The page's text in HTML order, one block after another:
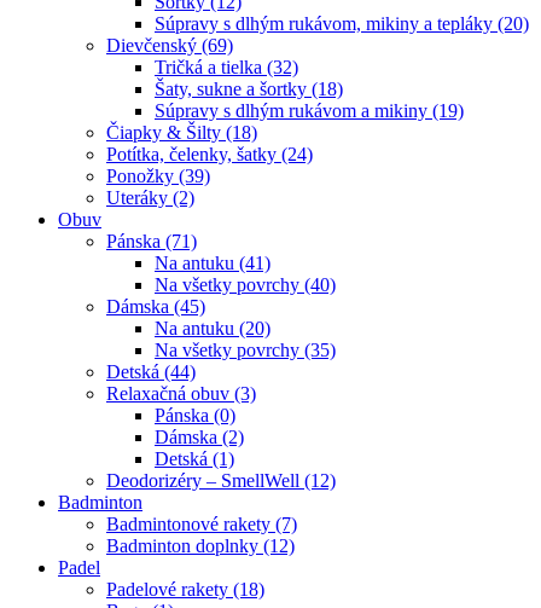
Súpravy s dlhým rukávom, mikiny a tepláky (20)
Dievčenský (69)
Tričká a tielka (32)
Šaty, sukne a šortky (18)
Súpravy s dlhým rukávom a mikiny (19)
Čiapky & Šilty (18)
Potítka, čelenky, šatky (24)
Ponožky (39)
Uteráky (2)
Obuv
Pánska (71)
Na antuku (41)
Na všetky povrchy (40)
Dámska (45)
Na antuku (20)
Na všetky povrchy (35)
Detská (44)
Relaxačná obuv (3)
Pánska (0)
Dámska (2)
Detská (1)
Deodorizéry – SmellWell (12)
Badminton
Badmintonové rakety (7)
Badminton doplnky (12)
Padel
Padelové rakety (18)